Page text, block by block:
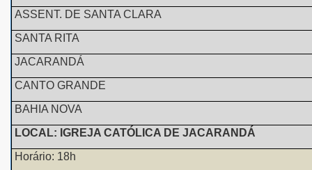
ASSENT. DE SANTA CLARA
SANTA RITA
JACARANDÁ
CANTO GRANDE
BAHIA NOVA
LOCAL: IGREJA CATÓLICA DE JACARANDÁ
Horário: 18h